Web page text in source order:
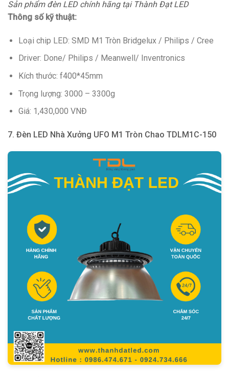
Sản phẩm đèn LED chính hãng tại Thành Đạt LED
Thông số kỹ thuật:
Loại chip LED: SMD M1 Tròn Bridgelux / Philips / Cree
Driver: Done/ Philips / Meanwell/ Inventronics
Kích thước: f400*45mm
Trọng lượng: 3000 – 3300g
Giá: 1,430,000 VNĐ
7. Đèn LED Nhà Xưởng UFO M1 Tròn Chao TDLM1C-150